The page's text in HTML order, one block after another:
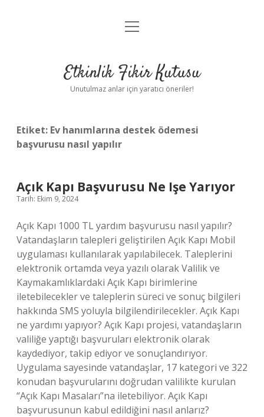
Anasayfa
Yasal Uyarı
menüyü
Etkinlik Fikir Kutusu
Unutulmaz anlar için yaratıcı öneriler!
Etiket: Ev hanımlarına destek ödemesi
başvurusu nasıl yapılır
Açık Kapı Başvurusu Ne Işe Yarıyor
Tarih: Ekim 9, 2024
Açık Kapı 1000 TL yardım başvurusu nasıl yapılır?
Vatandaşların talepleri geliştirilen Açık Kapı Mobil
uygulaması kullanılarak yapılabilecek. Taleplerini
elektronik ortamda veya yazılı olarak Valilik ve
Kaymakamlıklardaki Açık Kapı birimlerine
iletebilecekler ve taleplerin süreci ve sonuç bilgileri
hakkında SMS yoluyla bilgilendirilecekler. Açık Kapı
ne yardımı yapıyor? Açık Kapı projesi, vatandaşların
valiliğe yaptığı başvuruları elektronik olarak
kaydediyor, takip ediyor ve sonuçlandırıyor.
Uygulama sayesinde vatandaşlar, 17 kategori ve 322
konudan başvurularını doğrudan valilikte kurulan
“Açık Kapı Masaları”na iletebiliyor. Açık Kapı
başvurusunun kabul edildiğini nasıl anlarız?